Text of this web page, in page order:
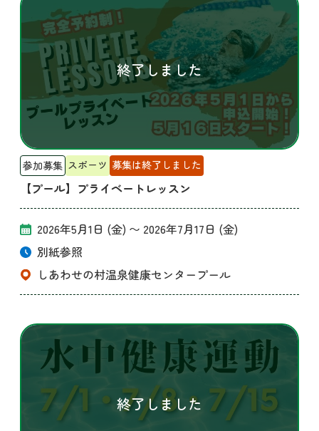
参加募集 スポーツ 募集は終了しました
【プール】プライベートレッスン
2026年5月1日 (金) 〜 2026年7月17日 (金)
別紙参照
しあわせの村温泉健康センタープール